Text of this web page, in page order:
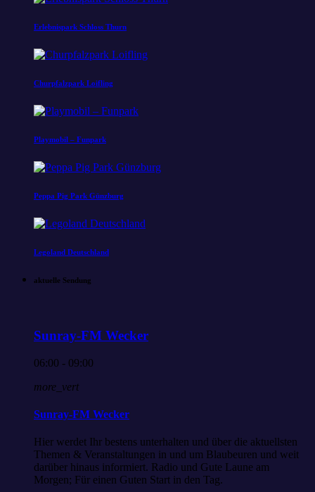
Erlebnispark Schloss Thurn
Churpfalzpark Loifling
Playmobil – Funpark
Peppa Pig Park Günzburg
Legoland Deutschland
aktuelle Sendung
Sunray-FM Wecker
06:00 - 09:00
more_vert
Sunray-FM Wecker
Hier werdet Ihr bestens unterhalten und über die aktuellsten
Themen & Veranstaltungen in und um Blaubeuren und weit
darüber hinaus informiert. Radio und Gute Laune am
Morgen; Für einen Guten Start in den Tag.